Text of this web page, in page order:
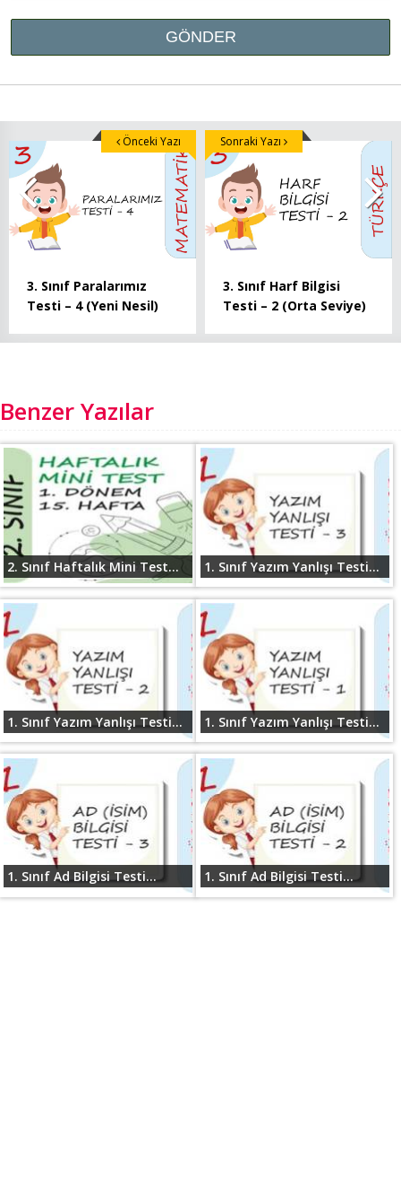
3. Sınıf Paralarımız
Testi – 4 (Yeni Nesil)
Önceki Yazı
3. Sınıf Harf Bilgisi
Testi – 2 (Orta Seviye)
Sonraki Yazı
Benzer Yazılar
2. Sınıf Haftalık Mini Test... 1. Sınıf Yazım Yanlışı Testi...
1. Sınıf Yazım Yanlışı Testi... 1. Sınıf Yazım Yanlışı Testi...
1. Sınıf Ad Bilgisi Testi... 1. Sınıf Ad Bilgisi Testi...